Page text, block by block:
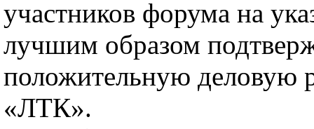
участников форума на
лучшим образом
положительную деловую
«ЛТК».